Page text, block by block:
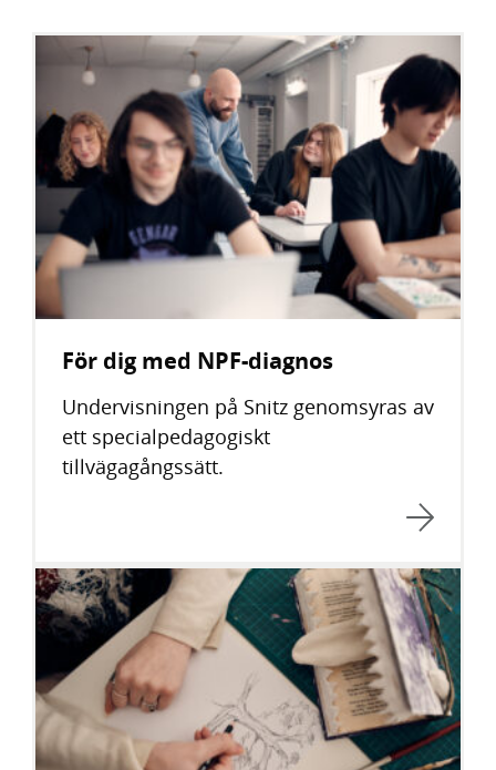
För dig med NPF-diagnos
Undervisningen på Snitz genomsyras av
ett specialpedagogiskt
tillvägagångssätt.